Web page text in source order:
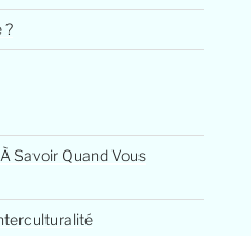
?
Savoir Quand Vous